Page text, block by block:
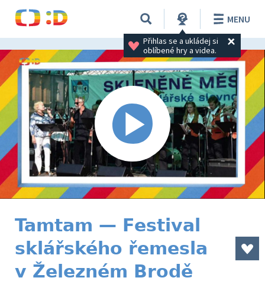
Přihlas se a ukládej si
oblíbené hry a videa.
MENU
Tamtam — Festival
sklářského řemesla
v Železném Brodě